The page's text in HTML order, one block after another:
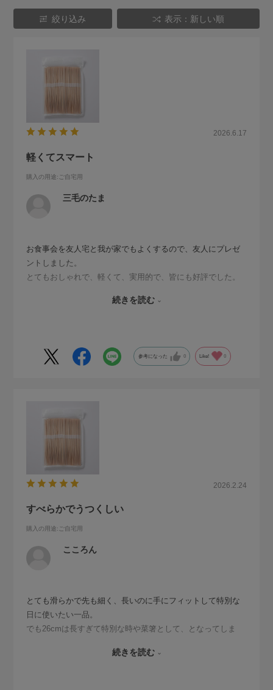
絞り込み 表示：新しい順
2026.6.17
軽くてスマート
購入の用途:ご自宅用
三毛のたま
お食事会を友人宅と我が家でもよくするので、友人にプレゼ
ントしました。
とてもおしゃれで、軽くて、実用的で、皆にも好評でした。
ん、洗って各自持って帰りました（笑）。エコでいいです。
続きを読む
参考になった 0 Like! 0
2026.2.24
すべらかでうつくしい
購入の用途:ご自宅用
こころん
とても滑らかで先も細く、長いのに手にフィットして特別な
日に使いたい一品。
でも26cmは長すぎて特別な時や菜箸として、となってしま
このクオリティで22cmぐらいであれば、ピクニックやキャン
続きを読む